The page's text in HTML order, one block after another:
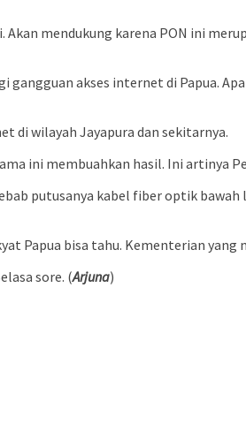
mendukung karena PON ini
akses internet di Papua.
di wilayah Jayapura dan sekitarnya.
ini membuahkan hasil. Ini artinya
putusanya kabel fiber optik
Papua bisa tahu. Kementerian yang
sore. (Arjuna)